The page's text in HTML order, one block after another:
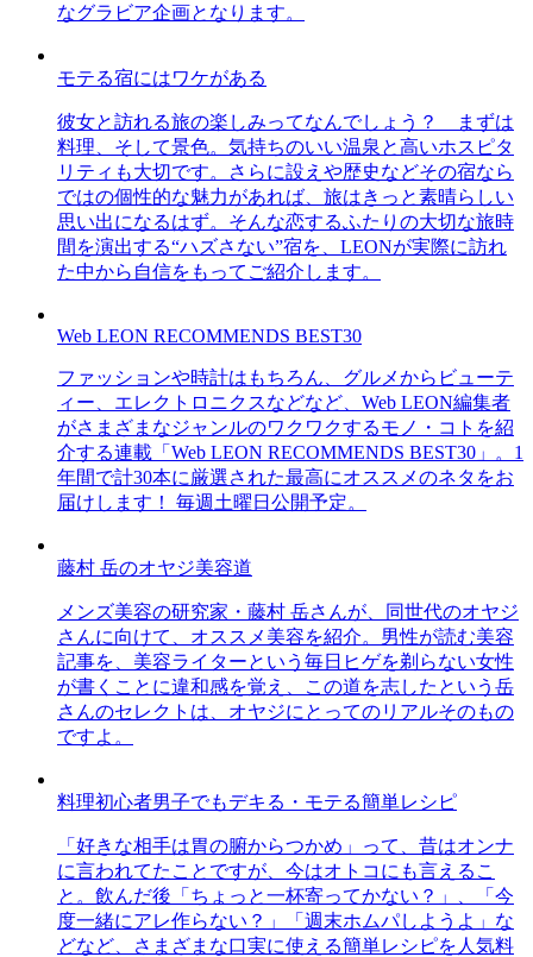
なグラビア企画となります。
モテる宿にはワケがある
彼女と訪れる旅の楽しみってなんでしょう？ まずは
料理、そして景色。気持ちのいい温泉と高いホスピタ
リティも大切です。さらに設えや歴史などその宿なら
ではの個性的な魅力があれば、旅はきっと素晴らしい
思い出になるはず。そんな恋するふたりの大切な旅時
間を演出する“ハズさない”宿を、LEONが実際に訪れ
た中から自信をもってご紹介します。
Web LEON RECOMMENDS BEST30
ファッションや時計はもちろん、グルメからビューテ
ィー、エレクトロニクスなどなど、Web LEON編集者
がさまざまなジャンルのワクワクするモノ・コトを紹
介する連載「Web LEON RECOMMENDS BEST30」。1
年間で計30本に厳選された最高にオススメのネタをお
届けします！ 毎週土曜日公開予定。
藤村 岳のオヤジ美容道
メンズ美容の研究家・藤村 岳さんが、同世代のオヤジ
さんに向けて、オススメ美容を紹介。男性が読む美容
記事を、美容ライターという毎日ヒゲを剃らない女性
が書くことに違和感を覚え、この道を志したという岳
さんのセレクトは、オヤジにとってのリアルそのもの
ですよ。
料理初心者男子でもデキる・モテる簡単レシピ
「好きな相手は胃の腑からつかめ」って、昔はオンナ
に言われてたことですが、今はオトコにも言えるこ
と。飲んだ後「ちょっと一杯寄ってかない？」、「今
度一緒にアレ作らない？」「週末ホムパしようよ」な
どなど、さまざまな口実に使える簡単レシピを人気料